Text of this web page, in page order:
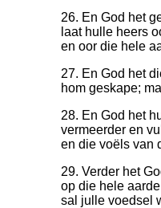
26. En God het
laat hulle heers
en oor die hele
27. En God het
hom geskape;
28. En God het
vermeerder en
en die voëls van
29. Verder het
op die hele
sal julle voedsel